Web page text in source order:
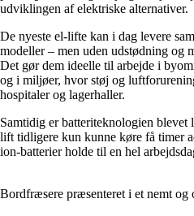
udviklingen af elektriske alternativer.
De nyeste el-lifte kan i dag levere
modeller – men uden udstødning og
Det gør dem ideelle til arbejde i
og i miljøer, hvor støj og
hospitaler og lagerhaller.
Samtidig er batteriteknologien
lift tidligere kun kunne køre få timer
ion-batterier holde til en hel
Bordfræsere præsenteret i et nemt